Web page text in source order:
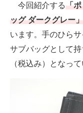
今回紹介する「
ッグ ダークグレー」
います。手のひら
サブバッグとして
（税込み）となって